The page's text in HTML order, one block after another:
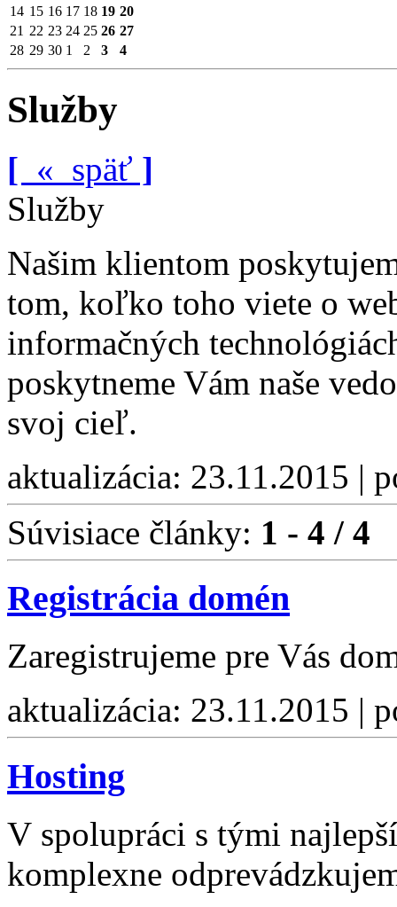
14 15 16 17 18 19 20
21 22 23 24 25 26 27
28 29 30 1 2 3 4
Služby
[ « späť ]
Služby
Našim klientom
tom, koľko toho viete o
informačných
poskytneme Vám naše
svoj cieľ.
aktualizácia: 23.11.2015 |
Súvisiace články: 1 - 4 / 4
Registrácia domén
Zaregistrujeme pre Vás
aktualizácia: 23.11.2015 |
Hosting
V spolupráci s tými
komplexne